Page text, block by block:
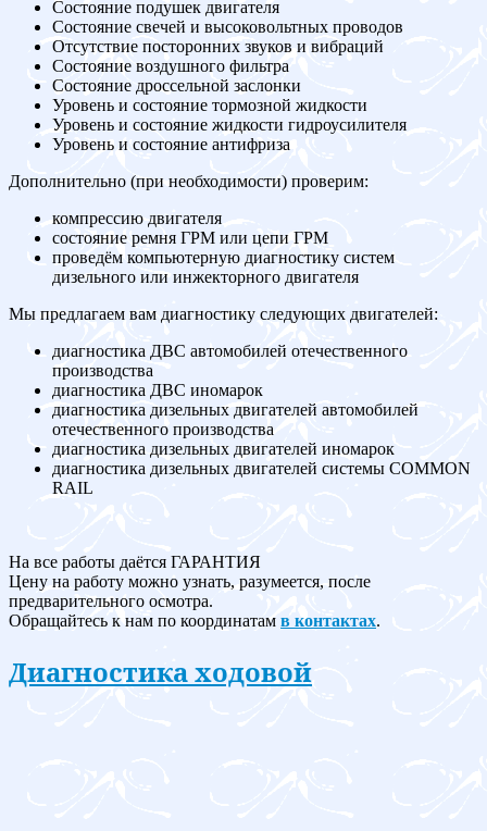
Состояние подушек двигателя
Состояние свечей и высоковольтных проводов
Отсутствие посторонних звуков и вибраций
Состояние воздушного фильтра
Состояние дроссельной заслонки
Уровень и состояние тормозной жидкости
Уровень и состояние жидкости гидроусилителя
Уровень и состояние антифриза
Дополнительно (при необходимости) проверим:
компрессию двигателя
состояние ремня ГРМ или цепи ГРМ
проведём компьютерную диагностику систем
дизельного или инжекторного двигателя
Мы предлагаем вам диагностику следующих двигателей:
диагностика ДВС автомобилей отечественного
производства
диагностика ДВС иномарок
диагностика дизельных двигателей автомобилей
отечественного производства
диагностика дизельных двигателей иномарок
диагностика дизельных двигателей системы COMMON
RAIL
На все работы даётся ГАРАНТИЯ
Цену на работу можно узнать, разумеется, после
предварительного осмотра.
Обращайтесь к нам по координатам в контактах.
Диагностика ходовой